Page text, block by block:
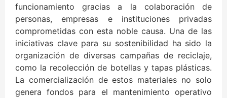
funcionamiento gracias a la colaboración de
personas, empresas e instituciones privadas
comprometidas con esta noble causa. Una de las
iniciativas clave para su sostenibilidad ha sido la
organización de diversas campañas de reciclaje,
como la recolección de botellas y tapas plásticas.
La comercialización de estos materiales no solo
genera fondos para el mantenimiento operativo